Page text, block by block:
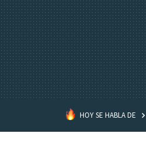
HOY SE HABLA DE